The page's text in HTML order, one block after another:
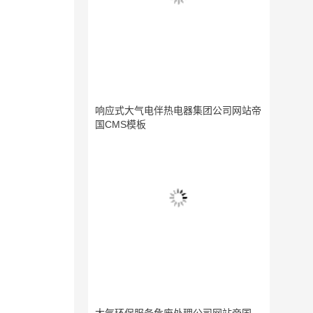
响应式大气电伴热电器集团公司网站帝
国CMS模板